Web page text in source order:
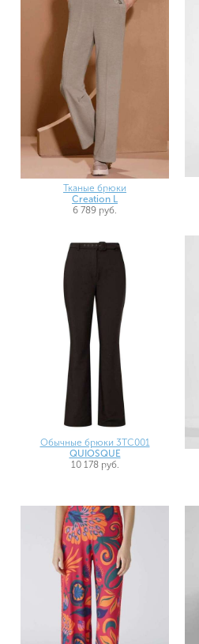
Тканые брюки
Creation L
6 789 руб.
Обычные брюки 3TC001
QUIOSQUE
10 178 руб.